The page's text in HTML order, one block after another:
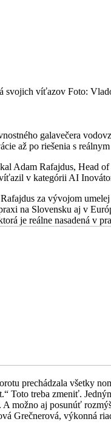
Foto:
galavečera
až po riešenia s
Adam Rafajdus, Head
v kategórii AI
za vývojom
na Slovensku aj v
je reálne nasadená v
prechádzala všetky
Toto treba zmeniť.
možno aj posunúť
Grečnerová, výkonná